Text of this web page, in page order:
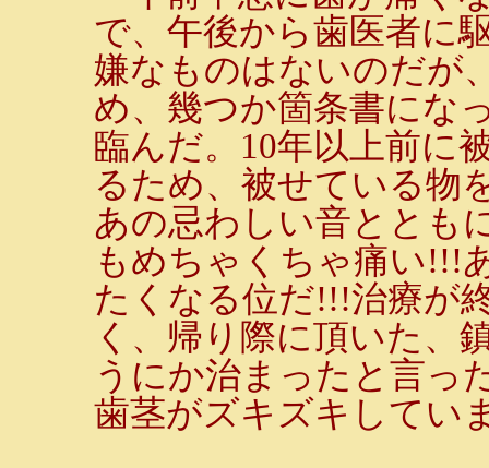
で、午後から歯医者に
嫌なものはないのだが
め、幾つか箇条書にな
臨んだ。10年以上前に
るため、被せている物
あの忌わしい音ととも
もめちゃくちゃ痛い!!!
たくなる位だ!!!治療が
く、帰り際に頂いた、
うにか治まったと言っ
歯茎がズキズキしてい